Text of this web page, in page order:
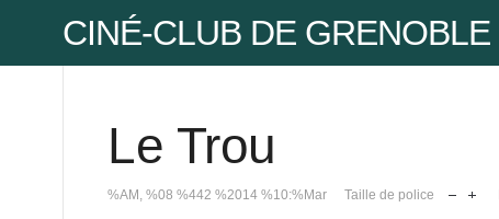
CINÉ-CLUB DE GRENOBLE
Le Trou
%AM, %08 %442 %2014 %10:%Mar Taille de police